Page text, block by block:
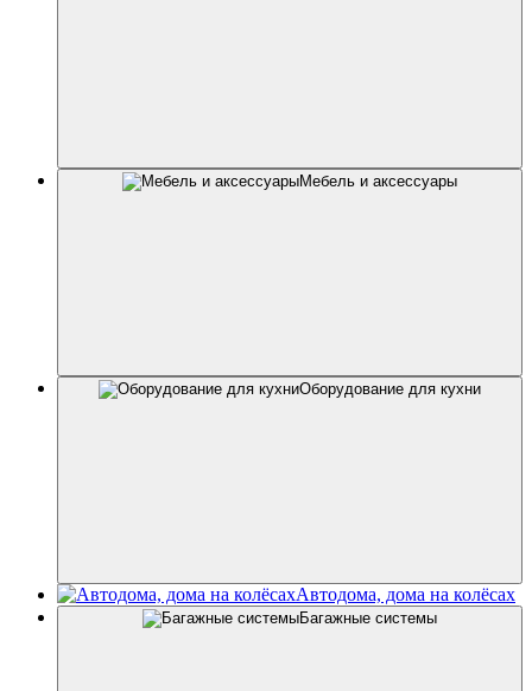
Мебель и аксессуары
Оборудование для кухни
Автодома, дома на колёсах
Багажные системы